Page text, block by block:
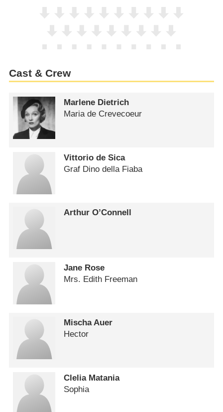
Cast & Crew
Marlene Dietrich
Maria de Crevecoeur
Vittorio de Sica
Graf Dino della Fiaba
Arthur O’Connell
Jane Rose
Mrs. Edith Freeman
Mischa Auer
Hector
Clelia Matania
Sophia